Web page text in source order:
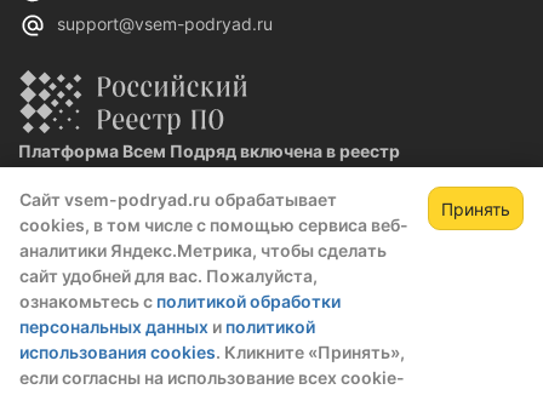
Сайт vsem-podryad.ru обрабатывает
cookies, в том числе с помощью сервиса веб-
аналитики Яндекс.Метрика, чтобы сделать
сайт удобней для вас. Пожалуйста,
ознакомьтесь с политикой обработки
персональных данных и политикой
использования cookies. Кликните «Принять»,
если согласны на использование всех cookie-
Принять
support@vsem-podryad.ru
Платформа Всем Подряд включена в реестр
Реестровая запись №32021 от 06.02.2026
Политика конфиденциальности
О компании